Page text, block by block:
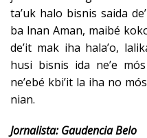
ta’uk halo bisnis saida
ba lnan Aman, maibé
de’it mak iha hala’o,
husi bisnis ida ne’e
ne’ebé kbi’it la iha no
nian.
Jornalista: Gaudencia Belo